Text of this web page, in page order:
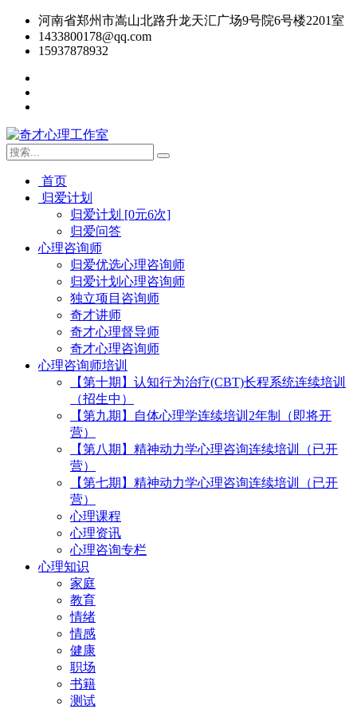
河南省郑州市嵩山北路升龙天汇广场9号院6号楼2201室
1433800178@qq.com
15937878932
首页
归爱计划
归爱计划 [0元6次]
归爱问答
心理咨询师
归爱优选心理咨询师
归爱计划心理咨询师
独立项目咨询师
奇才讲师
奇才心理督导师
奇才心理咨询师
心理咨询师培训
【第十期】认知行为治疗(CBT)长程系统连续培训
（招生中）
【第九期】自体心理学连续培训2年制（即将开
营）
【第八期】精神动力学心理咨询连续培训（已开
营）
【第七期】精神动力学心理咨询连续培训（已开
营）
心理课程
心理资讯
心理咨询专栏
心理知识
家庭
教育
情绪
情感
健康
职场
书籍
测试